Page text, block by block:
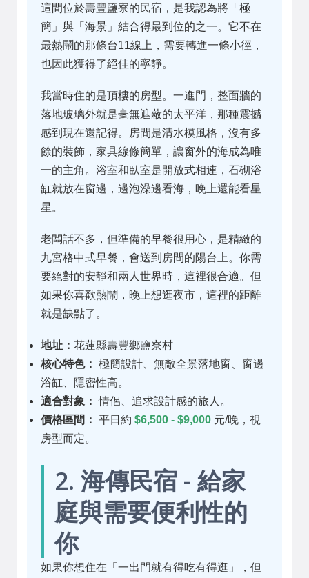
這間位於壽豐鹽寮的民宿，是我認為將「極
簡」與「海景」結合得最到位的之一。它不在
最熱鬧的那條台11線上，需要轉進一條小徑，
也因此獲得了絕佳的寧靜。
我當時住的是頂樓的房型。一進門，整面牆的
落地玻璃外就是毫無遮蔽的太平洋，那種震撼
感到現在還記得。房間是清水模風格，沒有多
餘的裝飾，家具線條簡單，讓窗外的海成為唯
一的主角。浴室和臥室是開放式相連，石砌浴
缸就放在窗邊，邊泡澡邊看海，晚上還能看星
星。
老闆話不多，但準備的早餐很用心，是精緻的
九宮格中式早餐，會送到房間的陽台上。你需
要絕對的安靜和兩人世界時，這裡很合適。但
如果你喜歡熱鬧，晚上想逛夜市，這裡的距離
就是缺點了。
地址： 花蓮縣壽豐鄉鹽寮村
核心特色： 極簡設計、無敵全景落地窗、窗邊
浴缸、隱密性高。
適合對象： 情侶、追求設計感的旅人。
價格區間： 平日約 $6,500 - $9,000 元/晚，視
房型而定。
2. 海傳民宿 - 給家
庭與需要便利性的
你
如果你想住在「一出門就有得吃有得逛」，但